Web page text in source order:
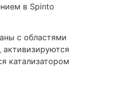
в Spinto
с областями
катализатором